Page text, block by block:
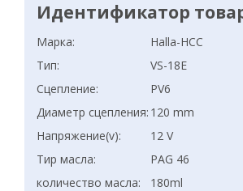
Идентификатор
Марка:
Halla-HCC
Тип:
VS-18E
Сцепление:
PV6
Диаметр сцепления: 120 mm
Напряжение(v):
12 V
Тир масла:
PAG 46
количество масла:
180ml